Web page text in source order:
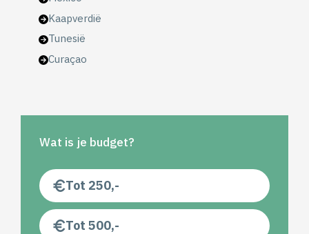
Kaapverdië
Tunesië
Curaçao
Wat is je budget?
Tot 250,-
Tot 500,-